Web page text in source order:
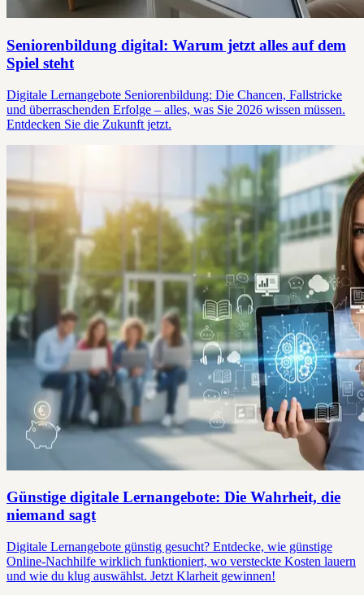
Seniorenbildung digital: Warum jetzt alles auf dem
Spiel steht
Digitale Lernangebote Seniorenbildung: Die Chancen, Fallstricke
und überraschenden Erfolge – alles, was Sie 2026 wissen müssen.
Entdecken Sie die Zukunft jetzt.
Günstige digitale Lernangebote: Die Wahrheit, die
niemand sagt
Digitale Lernangebote günstig gesucht? Entdecke, wie günstige
Online-Nachhilfe wirklich funktioniert, wo versteckte Kosten lauern
und wie du klug auswählst. Jetzt Klarheit gewinnen!